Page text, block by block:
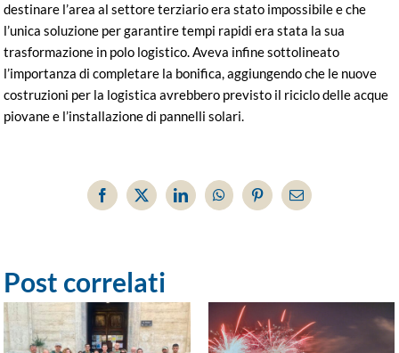
destinare l’area al settore terziario era stato impossibile e che
l’unica soluzione per garantire tempi rapidi era stata la sua
trasformazione in polo logistico. Aveva infine sottolineato
l’importanza di completare la bonifica, aggiungendo che le nuove
costruzioni per la logistica avrebbero previsto il riciclo delle acque
piovane e l’installazione di pannelli solari.
Facebook
X LinkedInWhatsAppPinterestEmail
Post correlati